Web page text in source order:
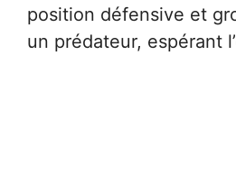
position défensive et
un prédateur, espérant